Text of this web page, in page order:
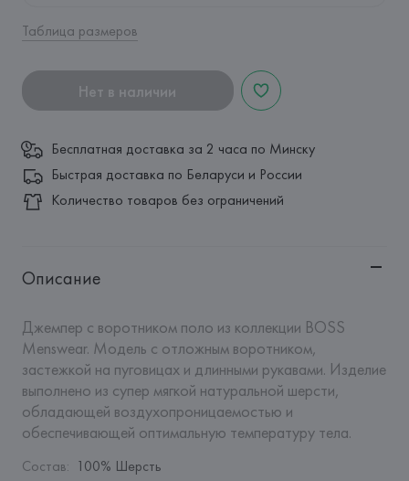
Таблица размеров
Нет в наличии
Бесплатная доставка за 2 часа по Минску
Быстрая доставка по Беларуси и России
Количество товаров без ограничений
Описание
Джемпер с воротником поло из коллекции BOSS
Menswear. Модель с отложным воротником,
застежкой на пуговицах и длинными рукавами. Изделие
выполнено из супер мягкой натуральной шерсти,
обладающей воздухопроницаемостью и
обеспечивающей оптимальную температуру тела.
Состав: 100% Шерсть